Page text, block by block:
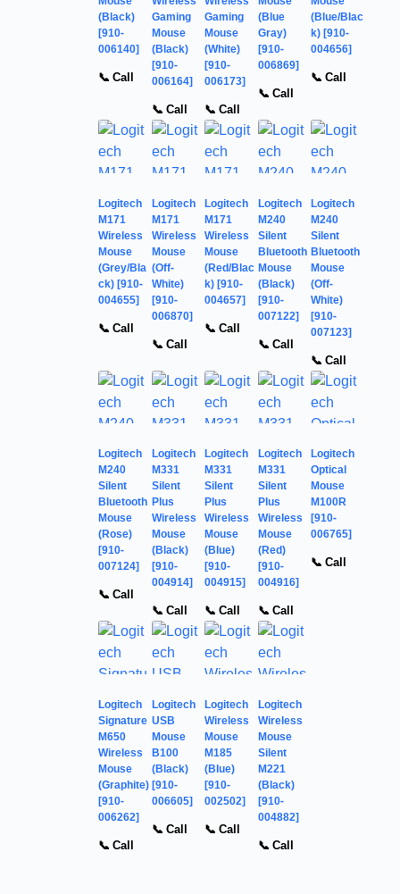
(Black)
[910-
006140]
📞 Call
Gaming
Mouse
(Black)
[910-
006164]
📞 Call
Gaming
Mouse
(White)
[910-
006173]
📞 Call
(Blue
Gray)
[910-
006869]
📞 Call
(Blue/Blac
k) [910-
004656]
📞 Call
Logitech
M171
Wireless
Mouse
(Grey/Bla
ck) [910-
004655]
📞 Call
Logitech
M171
Wireless
Mouse
(Off-
White)
[910-
006870]
📞 Call
Logitech
M171
Wireless
Mouse
(Red/Blac
k) [910-
004657]
📞 Call
Logitech
M240
Silent
Bluetooth
Mouse
(Black)
[910-
007122]
📞 Call
Logitech
M240
Silent
Bluetooth
Mouse
(Off-
White)
[910-
007123]
📞 Call
Logitech
M240
Silent
Bluetooth
Mouse
(Rose)
[910-
007124]
📞 Call
Logitech
M331
Silent
Plus
Wireless
Mouse
(Black)
[910-
004914]
📞 Call
Logitech
M331
Silent
Plus
Wireless
Mouse
(Blue)
[910-
004915]
📞 Call
Logitech
M331
Silent
Plus
Wireless
Mouse
(Red)
[910-
004916]
📞 Call
Logitech
Optical
Mouse
M100R
[910-
006765]
📞 Call
Logitech
Signature
M650
Wireless
Mouse
(Graphite)
[910-
006262]
📞 Call
Logitech
USB
Mouse
B100
(Black)
[910-
006605]
📞 Call
Logitech
Wireless
Mouse
M185
(Blue)
[910-
002502]
📞 Call
Logitech
Wireless
Mouse
Silent
M221
(Black)
[910-
004882]
📞 Call